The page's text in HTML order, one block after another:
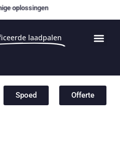
oplossingen
laadpalen
Spoed Offerte